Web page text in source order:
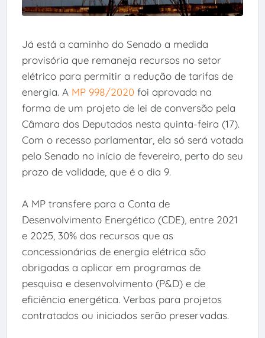
Já está a caminho do Senado a medida
provisória que remaneja recursos no setor
elétrico para permitir a redução de tarifas de
energia. A MP 998/2020foi aprovada na
forma de um projeto de lei de conversão pela
Câmara dos Deputados nesta quinta-feira (17).
Com o recesso parlamentar, ela só será votada
pelo Senado no início de fevereiro, perto do seu
prazo de validade, que é o dia 9.
A MP transfere para a Conta de
Desenvolvimento Energético (CDE), entre 2021
e 2025, 30% dos recursos que as
concessionárias de energia elétrica são
obrigadas a aplicar em programas de
pesquisa e desenvolvimento (P&D) e de
eficiência energética. Verbas para projetos
contratados ou iniciados serão preservadas.